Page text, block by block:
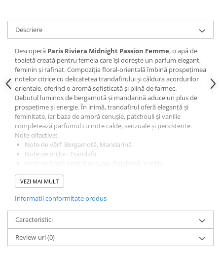
Descriere
Descoperă Paris Riviera Midnight Passion Femme, o apă de
toaletă creată pentru femeia care își dorește un parfum elegant,
feminin și rafinat. Compoziția floral-orientală îmbină prospețimea
notelor citrice cu delicatețea trandafirului și căldura acordurilor
orientale, oferind o aromă sofisticată și plină de farmec.
Debutul luminos de bergamotă și mandarină aduce un plus de
prospețime și energie. În inimă, trandafirul oferă eleganță și
feminitate, iar baza de ambră cenușie, patchouli și vanilie
completează parfumul cu note calde, senzuale și persistente.
Note olfactive:
Note de vârf: Bergamotă, Mandarină
Note de mijloc: Trandafir
Avantaje:
Aromă floral-orientală elegantă și feminină
Note echilibrate, proaspete și senzuale
Persistență plăcută pe parcursul zilei
Flacon elegant de 100 ml
Ideal pentru uz personal sau pentru a fi oferit cadou
AlegeParis Riviera Midnight Passion Femme
un parfum care îmbină prospețimea citricelor cu eleganța florilor
VEZI MAI MULT
Informatii conformitate produs
Caracteristici
Review-uri(0)